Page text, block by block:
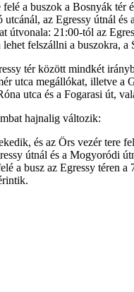
a buszok a Bosnyák
az Egressy útnál
útvonala: 21:00-tól az
felszállni a buszokra,
tér között mindkét
utca megállókat, illetve
utca és a Fogarasi út,
hajnalig változik:
és az Örs vezér tere
útnál és a Mogyoródi
a busz az Egressy téren